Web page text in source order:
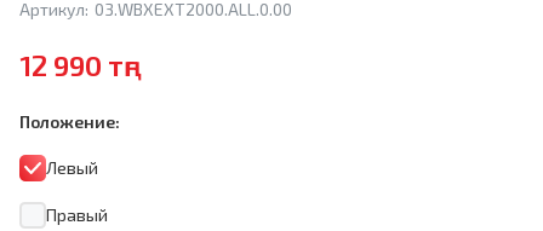
Артикул: 03.WBXEXT2000.ALL.0.00
12 990 тңг
Положение:
Левый
Правый